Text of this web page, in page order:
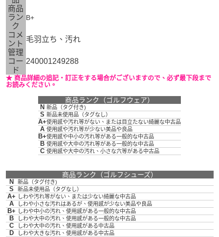
商品
ラン
ク
B+
コメ
ント
毛羽立ち、汚れ
管理
コー
ド
240001249288
★ 商品詳細の追記・訂正をする場合がございますので、必ず最下段まで
お読みください。
商品ランク（ゴルフウェア）
N 新品（タグ付き)
S 新品未使用品（タグなし）
A+使用感や汚れ等がない、または目立たない綺麗な中古品
A 使用感や汚れ等が少ない美品や良品
B+使用感や中小の汚れ等がある一般的な中古品
B 使用感や大中の汚れ等がある一般的な中古品
C 使用感や大中の汚れ、小さな穴等がある中古品
商品ランク（ゴルフシューズ）
N 新品（タグ付き)
S 新品未使用品（タグなし）
A+ しわや汚れ等がない、または少ない綺麗な中古品
A しわや小さな汚れはあるが、使用感が少ない美品や良品
B+ しわや中小の汚れ、使用感がある一般的な中古品
B しわや大中の汚れ、使用感がある一般的な中古品
C しわや大中の汚れ、使用感がある中古品
D しわや大きな汚れ、使用感がある中古品